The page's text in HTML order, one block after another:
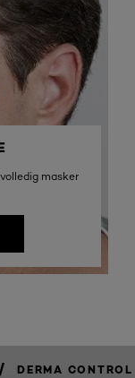
masker
/ DERMA CONTROL